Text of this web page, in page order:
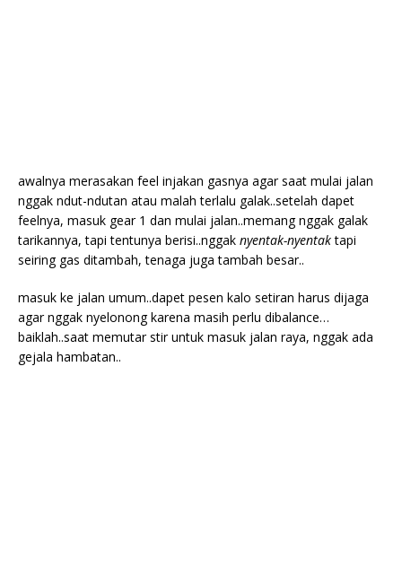
awalnya merasakan feel injakan gasnya agar saat mulai jalan
nggak ndut-ndutan atau malah terlalu galak..setelah dapet
feelnya, masuk gear 1 dan mulai jalan..memang nggak galak
tarikannya, tapi tentunya berisi..nggak nyentak-nyentaktapi
seiring gas ditambah, tenaga juga tambah besar..
masuk ke jalan umum..dapet pesen kalo setiran harus dijaga
agar nggak nyelonong karena masih perlu dibalance…
baiklah..saat memutar stir untuk masuk jalan raya, nggak ada
gejala hambatan..